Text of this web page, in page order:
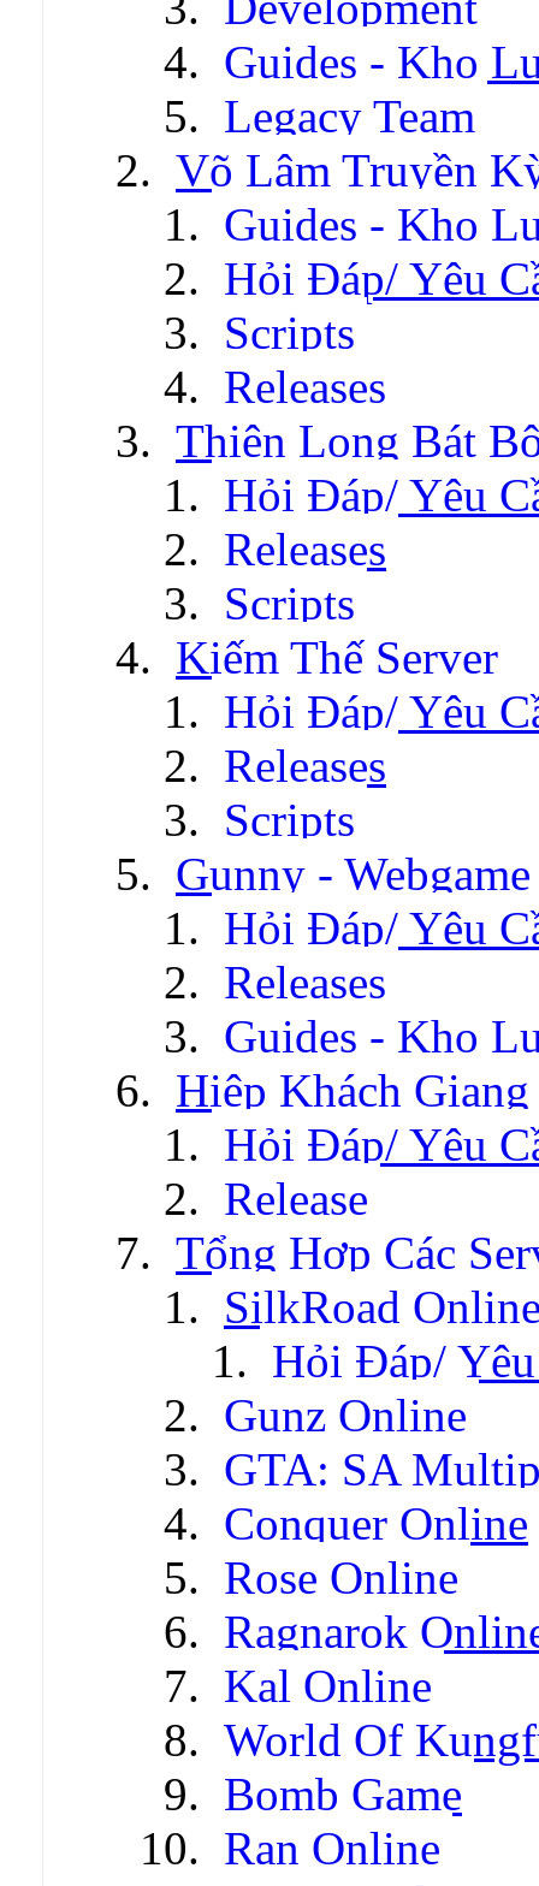
Guides - Kho
Legacy Team
Võ Lâm Truyền
Guides - Kho
Hỏi Đáp/ Yêu
Scripts
Releases
Thiên Long Bát
Hỏi Đáp/ Yêu
Releases
Scripts
Kiếm Thế Server
Hỏi Đáp/ Yêu
Releases
Scripts
Gunny -
Hỏi Đáp/ Yêu
Releases
Guides - Kho
Hiệp Khách
Hỏi Đáp/ Yêu
Release
Tổng Hợp Các
SilkRoad
Hỏi Đáp/
Gunz Online
GTA: SA
Conquer Online
Rose Online
Ragnarok
Kal Online
World Of
Bomb Game
Ran Online